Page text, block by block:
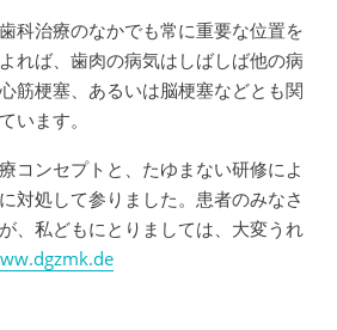
科治療のなかでも常に重要な位置を
れば、歯肉の病気はしばしば他の病
筋梗塞、あるいは脳梗塞などとも関
います。
コンセプトと、たゆまない研修によ
対処して参りました。患者のみなさ
、私どもにとりましては、大変うれ